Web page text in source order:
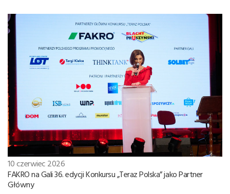
10 czerwiec 2026
FAKRO na Gali 36. edycji Konkursu „Teraz Polska” jako Partner
Główny